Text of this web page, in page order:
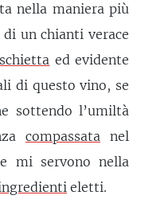
nella maniera più
un chianti verace
schietta ed evidente
di questo vino, se
sottendo l’umiltà
compassata nel
mi servono nella
eletti.